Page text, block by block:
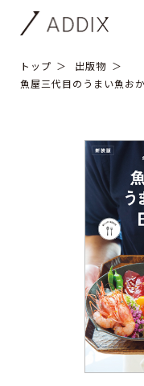
トップ
出版物
魚屋三代目のうまい魚お